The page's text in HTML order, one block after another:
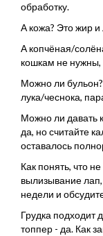
обработку.
А кожа? Это жир
А копчёная/
кошкам не нужны,
Можно ли бульон?
лука/чеснока,
Можно ли давать
да, но считайте
оставалось
Как понять, что
вылизывание
недели и
Грудка подходит
топпер - да. Как